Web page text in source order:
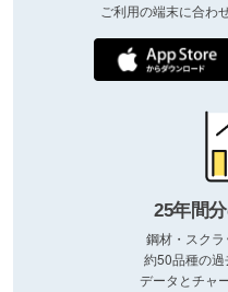
ご利用の端末に合わ
25年間
鋼材・スク
約50品種の
データとチャ